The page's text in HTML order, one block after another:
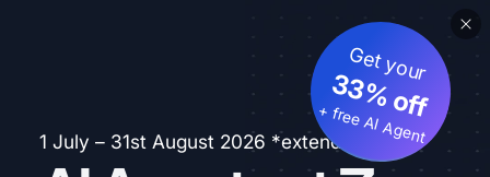
1 July – 31st August 2026 *extended
Get your
33% off
+ free AI Agent